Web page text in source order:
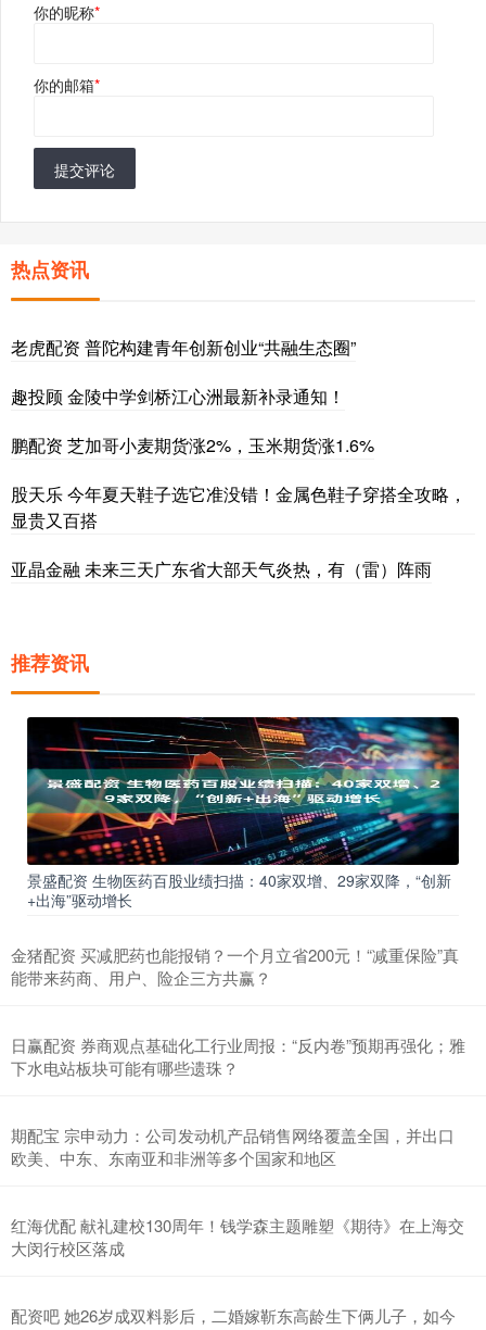
你的昵称*
你的邮箱*
提交评论
热点资讯
老虎配资 普陀构建青年创新创业“共融生态圈”
趣投顾 金陵中学剑桥江心洲最新补录通知！
鹏配资 芝加哥小麦期货涨2%，玉米期货涨1.6%
股天乐 今年夏天鞋子选它准没错！金属色鞋子穿搭全攻略，
显贵又百搭
亚晶金融 未来三天广东省大部天气炎热，有（雷）阵雨
推荐资讯
景盛配资 生物医药百股业绩扫描：40家双增、29家双降，“创新
+出海”驱动增长
金猪配资 买减肥药也能报销？一个月立省200元！“减重保险”真
能带来药商、用户、险企三方共赢？
日赢配资 券商观点基础化工行业周报：“反内卷”预期再强化；雅
下水电站板块可能有哪些遗珠？
期配宝 宗申动力：公司发动机产品销售网络覆盖全国，并出口
欧美、中东、东南亚和非洲等多个国家和地区
红海优配 献礼建校130周年！钱学森主题雕塑《期待》在上海交
大闵行校区落成
配资吧 她26岁成双料影后，二婚嫁靳东高龄生下俩儿子，如今